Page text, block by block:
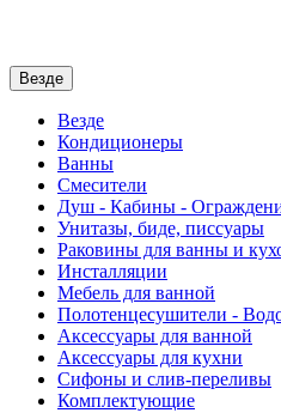
Везде
Везде
Кондиционеры
Ванны
Смесители
Душ - Кабины -
Унитазы, биде, писсуары
Раковины для ванны и
Инсталляции
Мебель для ванной
Полотенцесушители -
Аксессуары для ванной
Аксессуары для кухни
Сифоны и слив-переливы
Комплектующие